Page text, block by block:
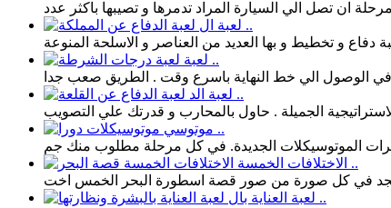
لعبة ال ..
لعبة ..
لعبة الد ..
موتوسي ..
الاختلافات الخمسة ..
لعبة العناية بال ..